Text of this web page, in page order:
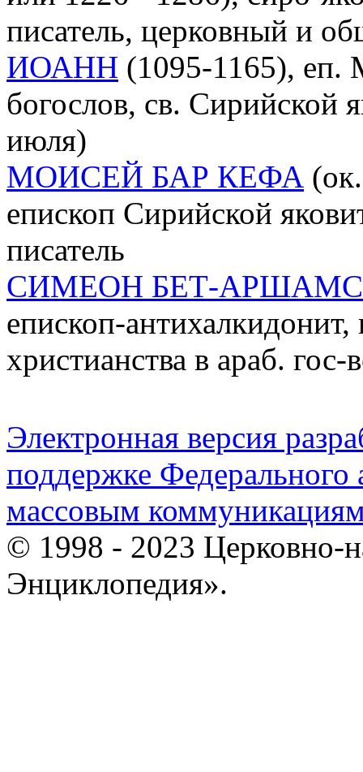
писатель, церковный и
ИОАНН (1095-1165), еп.
богослов, св. Сирийской
июля)
МОИСЕЙ БАР КЕФА
епископ Сирийской
писатель
СИМЕОН БЕТ-
епископ-
христианства в араб.
Электронная версия
поддержке Федерального
массовым
© 1998 - 2023 Церковно-
Энциклопедия».